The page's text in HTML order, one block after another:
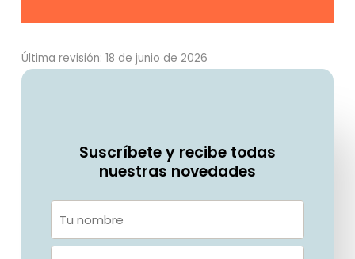
Última revisión: 18 de junio de 2026
Suscríbete y recibe todas
nuestras novedades